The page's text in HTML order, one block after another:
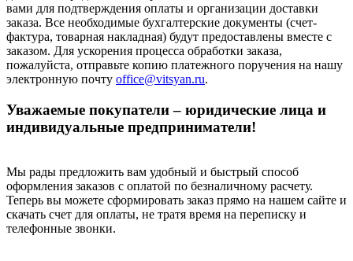
вами для подтверждения оплаты и организации доставки
заказа. Все необходимые бухгалтерские документы (счет-
фактура, товарная накладная) будут предоставлены вместе с
заказом. Для ускорения процесса обработки заказа,
пожалуйста, отправьте копию платежного поручения на нашу
электронную почту office@vitsyan.ru.
Уважаемые покупатели – юридические лица и
индивидуальные предприниматели!
Мы рады предложить вам удобный и быстрый способ
оформления заказов с оплатой по безналичному расчету.
Теперь вы можете сформировать заказ прямо на нашем сайте и
скачать счет для оплаты, не тратя время на переписку и
телефонные звонки.